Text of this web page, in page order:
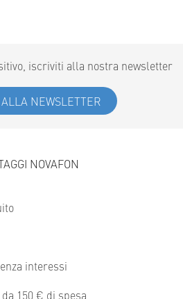
iscriviti alla nostra newsletter
NEWSLETTER
NOVAFON
interessi
150 € di spesa